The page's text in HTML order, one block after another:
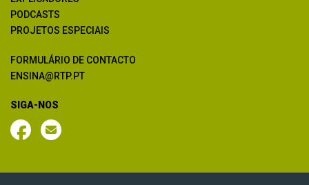
PODCASTS
PROJETOS ESPECIAIS
FORMULÁRIO DE CONTACTO
ENSINA@RTP.PT
SIGA-NOS